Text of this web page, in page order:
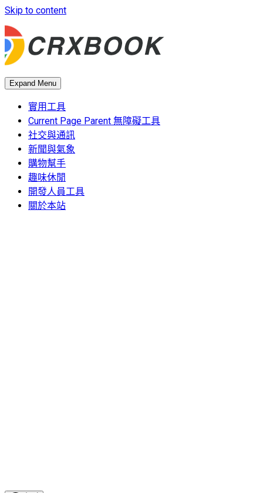
Skip to content
Expand Menu
實用工具
Current Page Parent 無障礙工具
社交與通訊
新聞與氣象
購物幫手
趣味休閒
開發人員工具
關於本站